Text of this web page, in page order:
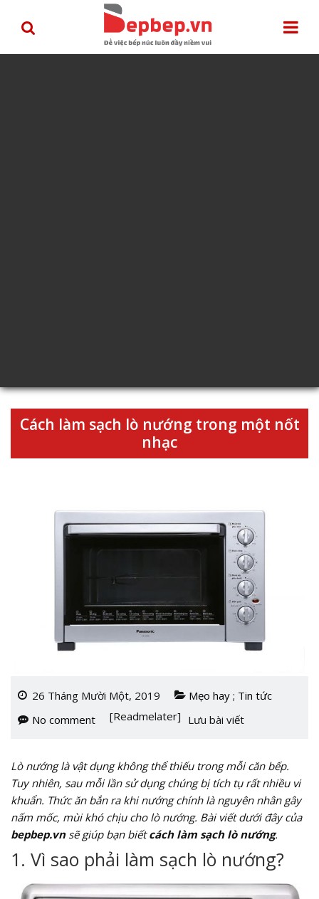
Cách làm sạch lò nướng trong một nốt
nhạc
26 Tháng Mười Một, 2019 Mẹo hay ; Tin tức
No comment
[Readmelater] Lưu bài viết
Lò nướng là vật dụng không thể thiếu trong mỗi căn bếp.
Tuy nhiên, sau mỗi lần sử dụng chúng bị tích tụ rất nhiều vi
khuẩn. Thức ăn bắn ra khi nướng chính là nguyên nhân gây
nấm mốc, mùi khó chịu cho lò nướng. Bài viết dưới đây của
bepbep.vnsẽ giúp bạn biếtcách làm sạch lò nướng.
1. Vì sao phải làm sạch lò nướng?